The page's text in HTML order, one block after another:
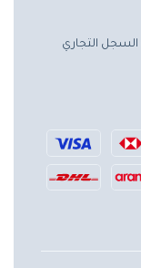
السجل التجاري